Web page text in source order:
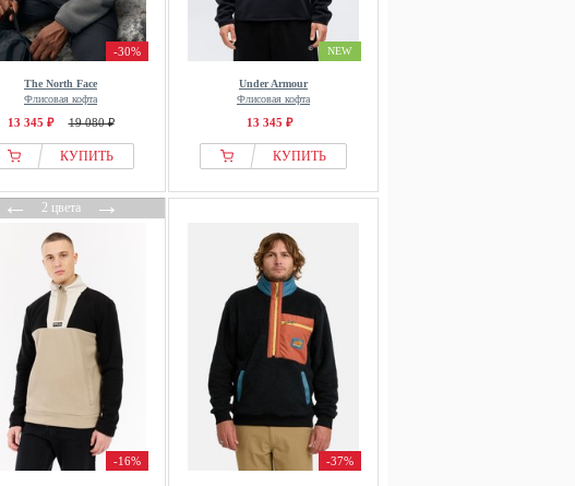
-30%
The North Face
Флисовая кофта
13 345 ₽ 19 080 ₽
КУПИТЬ
NEW
Under Armour
Флисовая кофта
13 345 ₽
КУПИТЬ
←2 цвета→
-16% -37%